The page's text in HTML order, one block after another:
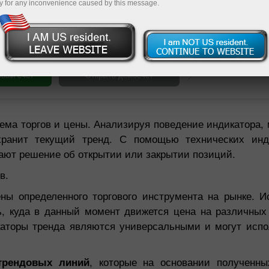
торгов и цены. Анализируя поведение
текущий тренд. С помощью технических
решение об открытии или закрытии позиций.
определенного торгового инструмента на рынке.
куда в данный момент движется цена на
тренда являются универсальными и могут
линий, которые на основании
for any inconvenience caused by this message.